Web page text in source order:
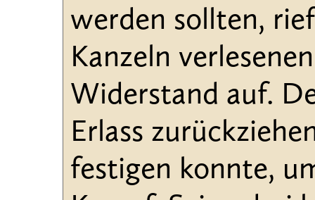
werden sollten,
Kanzeln
Widerstand auf.
Erlass
festigen konnte,